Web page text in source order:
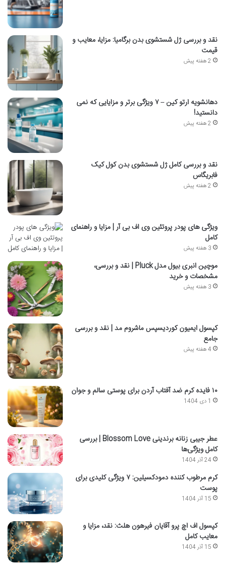
نقد و بررسی ژل شستشوی بدن برگامیا: مزایا، معایب و
قیمت
2 هفته پیش
دهانشویه ارتو کین – ۷ ویژگی برتر و مزایایی که نمی
دانستید!
2 هفته پیش
نقد و بررسی کامل ژل شستشوی بدن کول کیک
فابریگاس
2 هفته پیش
ویژگی های پودر پروتئین وی اف بی آر | مزایا و راهنمای
کامل
3 هفته پیش
موچین انبری بیول مدل Pluck | نقد و بررسی،
مشخصات و خرید
3 هفته پیش
کپسول ایمیون کوردیسپس ماشروم مد | نقد و بررسی
جامع
4 هفته پیش
۱۰ فایده کرم ضد آفتاب آردن برای پوستی سالم و جوان
1 دی 1404
عطر جیبی زنانه برندینی Blossom Love | بررسی
کامل ویژگی‌ها
24 آذر 1404
کرم مرطوب کننده دمودکسیلین: ۷ ویژگی کلیدی برای
پوست
15 آذر 1404
کپسول اف اچ پرو آقایان فیرهون هلث: نقد، مزایا و
معایب کامل
15 آذر 1404